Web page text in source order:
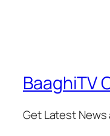
BaaghiTV
Get Latest News